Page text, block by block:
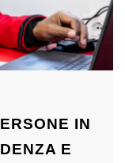
IN
E